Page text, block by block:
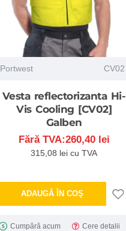
Portwest CV02
Vesta reflectorizanta Hi-
Vis Cooling [CV02]
Galben
Fără TVA:260,40 lei
315,08 lei cu TVA
ADAUGĂ ÎN COŞ
Cumpără acum Cere detalii